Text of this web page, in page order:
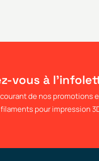
vous à
de nos promotions
pour impression